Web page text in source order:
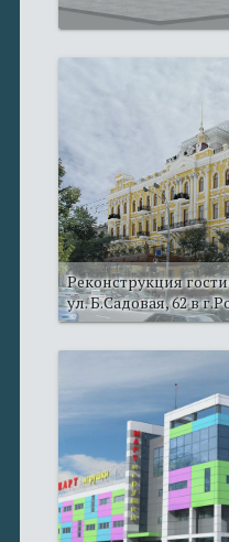
Реконструкция
ул. Б.Садовая, 62 в